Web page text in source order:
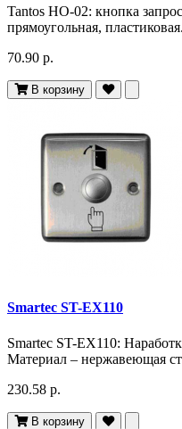
Tantos HO-02: кнопка
прямоугольная,
70.90 р.
В корзину
Smartec ST-EX110
Smartec ST-EX110:
Материал – нержавеющая
230.58 р.
В корзину